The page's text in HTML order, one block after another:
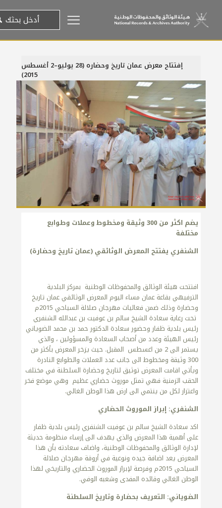
إفتتاح معرض عمان تاريخ وحضاره (28 يوليو–2 أغسطس
2015)
29 يوليو، 2015
يضم
اكثر من 300 وثيقة ومخطوط وعملات وطوابع
مختلفة
الشنفري يفتتح المعرض الوثائقي (عمان تاريخ وحضارة)
افتتحت هيئة الوثائق والمحفوظات الوطنية بمركز البلدية
الترفيهي بقاعة عمان مساء اليوم المعرض الوثائقي عمان تاريخ
وحضارة وذلك ضمن فعاليات مهرجان صلالة السياحي 2015م
تحت رعاية سعادة الشيخ سالم بن عوفيت بن عبدالله الشنفري
رئيس بلدية ظفار وحضور سعادة الدكتور حمد بن محمد الضوياني
رئيس الهيئة وعدد من أصحاب السعادة والمسؤولين ، والذي
يستمر الى 2 من اغسطس المقبل. حيث يزخر المعرض بأكثر من
300 وثيقة ومخطوط الى جانب عدد العملات والطوابع النادرة
ويأتي اقامت المعرض توثيق لتاريخ وحضارة السلطنة في مختلف
الحقب الزمنية فهي تمثل موروث حضاري عظيم وهي موضع فخر
واعتزاز لكل من ينتمي الى ارض هذا الوطن الغالي.
الشنفري: إبراز الموروث الحضاري
اكد سعادة الشيخ سالم بن عوفيت الشنفري رئيس بلدية ظفار
على أهمية هذا المعرض والذي يهدف الى إرساء منظومة حديثة
لإدارة الوثائق والمحفوظات الوطنية، واضاف سعادته بأن هذا
المعرض يعد اضافة جيده ونوعية في أروقة مهرجان صلالة
السياحي 2015م وفرصة لإبراز الموروث الحضاري والتاريخي لهذا
الوطن الغالي وقائده المفدى وشعبه الوفي.
الضوياني: التعريف بحضارة وتاريخ السلطنة